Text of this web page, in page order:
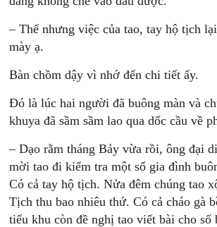
– Thế nhưng việc của tao, tay hộ tịch
mày ạ.
Bàn chồm dậy vì nhớ đến chi tiết ấy.
Đó là lúc hai người đã buông màn và
khuya đã sầm sầm lao qua dốc cầu về
– Dạo rằm tháng Bảy vừa rồi, ông đại
mời tao đi kiểm tra một số gia đình
Có cả tay hộ tịch. Nửa đêm chúng tao
Tịch thu bao nhiêu thứ. Có cả cháo gà
tiểu khu còn đề nghị tao viết bài cho số